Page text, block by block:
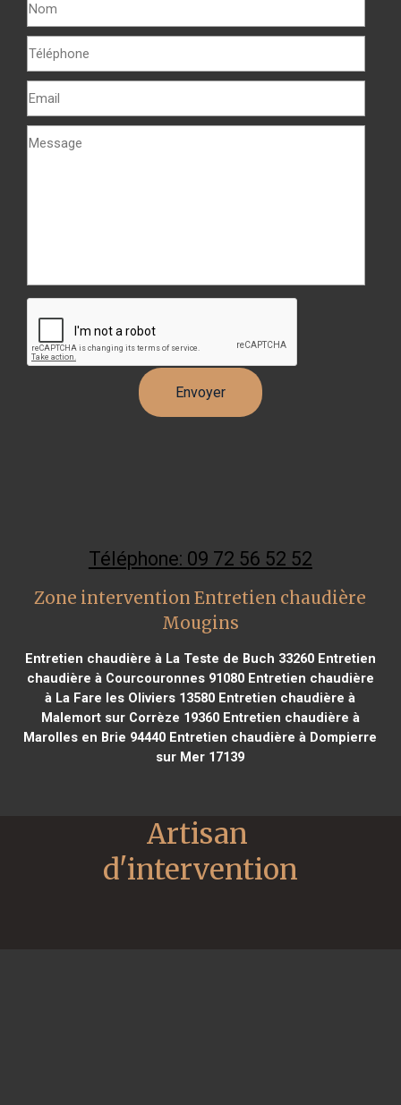
Téléphone: 09 72 56 52 52
Zone intervention Entretien chaudière
Mougins
Entretien chaudière à La Teste de Buch 33260Entretien
chaudière à Courcouronnes 91080Entretien chaudière
à La Fare les Oliviers 13580 Entretien chaudière à
Malemort sur Corrèze 19360Entretien chaudière à
Marolles en Brie 94440 Entretien chaudière à Dompierre
sur Mer 17139
Artisan
d'intervention